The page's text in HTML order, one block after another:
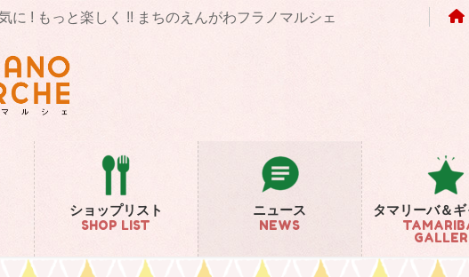
に ! もっと楽しく !! まちのえんがわフラノマルシェ
ショップリスト
SHOP LIST
ニュース
NEWS
タマリーバ＆